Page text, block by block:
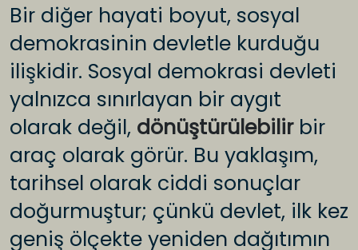
Bir diğer hayati boyut, sosyal
demokrasinin devletle kurduğu
ilişkidir. Sosyal demokrasi devleti
yalnızca sınırlayan bir aygıt
olarak değil, dönüştürülebilirbir
araç olarak görür. Bu yaklaşım,
tarihsel olarak ciddi sonuçlar
doğurmuştur; çünkü devlet, ilk kez
geniş ölçekte yeniden dağıtımın